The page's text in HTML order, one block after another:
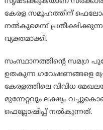
കേരള സമൂഹത്തിന്
നൽകുമെന്ന്
വ്യക്തമാക്കി.
സംസ്ഥാനത്തിന്റെ സമഗ്ര
ഉതകുന്ന ഗവേഷണങ്ങളെ
കേരളത്തിലെ വിവിധ
മുന്നേറ്റവും ലക്ഷ്യം
ഫെല്ലോഷിപ്പ് നൽകുന്നത്.